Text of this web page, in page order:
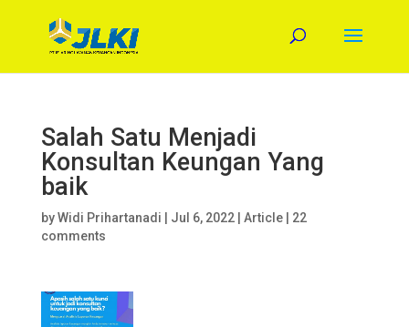
Salah Satu Menjadi
Konsultan Keungan Yang
baik
byWidi Prihartanadi Jul 6, 2022| Article| 22
comments